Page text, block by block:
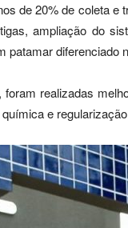
de 20% de coleta
ampliação do
diferenciado
realizadas
e